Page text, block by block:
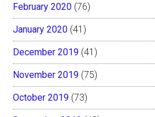
February 2020 (76)
January 2020 (41)
December 2019 (41)
November 2019 (75)
October 2019 (73)